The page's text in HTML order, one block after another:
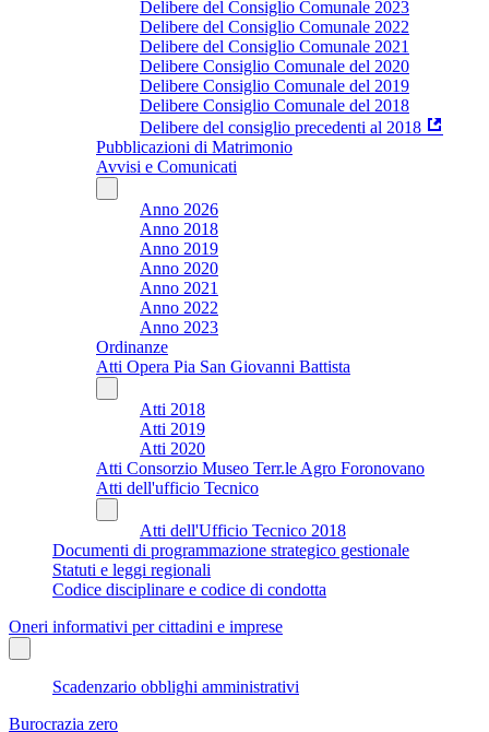
Delibere del Consiglio Comunale 2023
Delibere del Consiglio Comunale 2022
Delibere del Consiglio Comunale 2021
Delibere Consiglio Comunale del 2020
Delibere Consiglio Comunale del 2019
Delibere Consiglio Comunale del 2018
Delibere del consiglio precedenti al 2018
Pubblicazioni di Matrimonio
Avvisi e Comunicati
Anno 2026
Anno 2018
Anno 2019
Anno 2020
Anno 2021
Anno 2022
Anno 2023
Ordinanze
Atti Opera Pia San Giovanni Battista
Atti 2018
Atti 2019
Atti 2020
Atti Consorzio Museo Terr.le Agro Foronovano
Atti dell'ufficio Tecnico
Atti dell'Ufficio Tecnico 2018
Documenti di programmazione strategico gestionale
Statuti e leggi regionali
Codice disciplinare e codice di condotta
Oneri informativi per cittadini e imprese
Scadenzario obblighi amministrativi
Burocrazia zero